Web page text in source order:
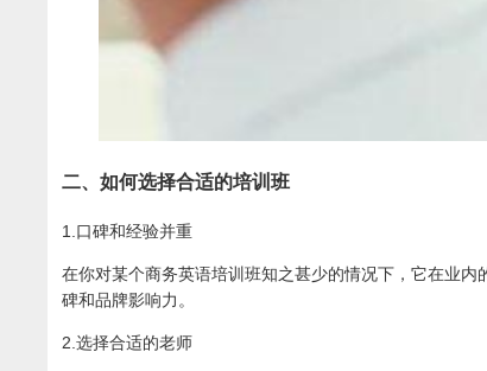
二、如何选择合适的培训班
1.口碑和经验并重
在你对某个商务英语培训班知之甚少的情况下，它在业
碑和品牌影响力。
2.选择合适的老师